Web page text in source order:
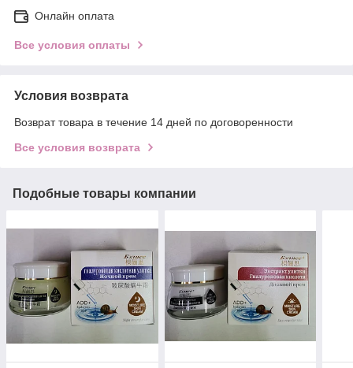
Онлайн оплата
Все условия оплаты
Условия возврата
Возврат товара в течение 14 дней по договоренности
Все условия возврата
Подобные товары компании